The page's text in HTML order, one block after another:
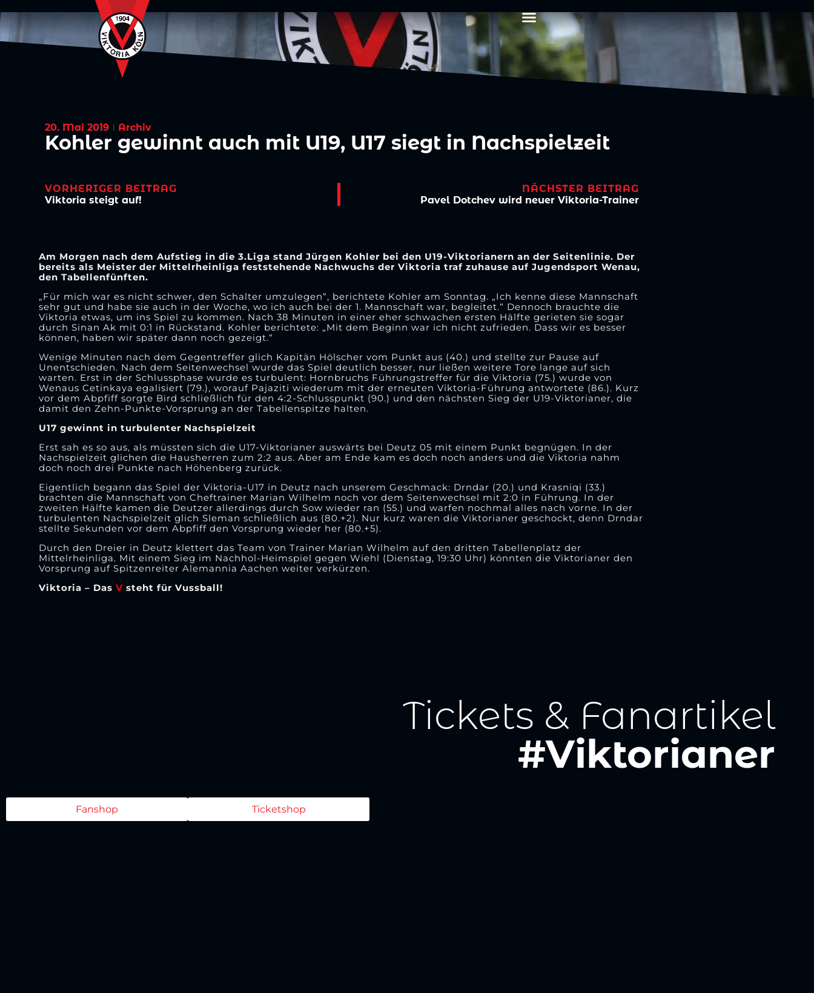
20. Mai 2019 Archiv
Kohler gewinnt auch mit U19, U17 siegt in Nachspielzeit
VORHERIGER BEITRAG
Viktoria steigt auf!
NÄCHSTER BEITRAG
Pavel Dotchev wird neuer Viktoria-Trainer
Am Morgen nach dem Aufstieg in die 3.Liga stand Jürgen Kohler bei den U19-Viktorianern an der Seitenlinie. Der
bereits als Meister der Mittelrheinliga feststehende Nachwuchs der Viktoria traf zuhause auf Jugendsport Wenau,
den Tabellenfünften.
„Für mich war es nicht schwer, den Schalter umzulegen“, berichtete Kohler am Sonntag. „Ich kenne diese Mannschaft
sehr gut und habe sie auch in der Woche, wo ich auch bei der 1. Mannschaft war, begleitet.“ Dennoch brauchte die
Viktoria etwas, um ins Spiel zu kommen. Nach 38 Minuten in einer eher schwachen ersten Hälfte gerieten sie sogar
durch Sinan Ak mit 0:1 in Rückstand. Kohler berichtete: „Mit dem Beginn war ich nicht zufrieden. Dass wir es besser
können, haben wir später dann noch gezeigt.“
Wenige Minuten nach dem Gegentreffer glich Kapitän Hölscher vom Punkt aus (40.) und stellte zur Pause auf
Unentschieden. Nach dem Seitenwechsel wurde das Spiel deutlich besser, nur ließen weitere Tore lange auf sich
warten. Erst in der Schlussphase wurde es turbulent: Hornbruchs Führungstreffer für die Viktoria (75.) wurde von
Wenaus Cetinkaya egalisiert (79.), worauf Pajaziti wiederum mit der erneuten Viktoria-Führung antwortete (86.). Kurz
vor dem Abpfiff sorgte Bird schließlich für den 4:2-Schlusspunkt (90.) und den nächsten Sieg der U19-Viktorianer, die
damit den Zehn-Punkte-Vorsprung an der Tabellenspitze halten.
U17 gewinnt in turbulenter Nachspielzeit
Erst sah es so aus, als müssten sich die U17-Viktorianer auswärts bei Deutz 05 mit einem Punkt begnügen. In der
Nachspielzeit glichen die Hausherren zum 2:2 aus. Aber am Ende kam es doch noch anders und die Viktoria nahm
doch noch drei Punkte nach Höhenberg zurück.
Eigentlich begann das Spiel der Viktoria-U17 in Deutz nach unserem Geschmack: Drndar (20.) und Krasniqi (33.)
brachten die Mannschaft von Cheftrainer Marian Wilhelm noch vor dem Seitenwechsel mit 2:0 in Führung. In der
zweiten Hälfte kamen die Deutzer allerdings durch Sow wieder ran (55.) und warfen nochmal alles nach vorne. In der
turbulenten Nachspielzeit glich Sleman schließlich aus (80.+2). Nur kurz waren die Viktorianer geschockt, denn Drndar
stellte Sekunden vor dem Abpfiff den Vorsprung wieder her (80.+5).
Durch den Dreier in Deutz klettert das Team von Trainer Marian Wilhelm auf den dritten Tabellenplatz der
Mittelrheinliga. Mit einem Sieg im Nachhol-Heimspiel gegen Wiehl (Dienstag, 19:30 Uhr) könnten die Viktorianer den
Vorsprung auf Spitzenreiter Alemannia Aachen weiter verkürzen.
Viktoria – Das Vsteht für Vussball!
Tickets & Fanartikel
#Viktorianer
Fanshop Ticketshop